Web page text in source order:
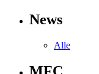
News
Alle